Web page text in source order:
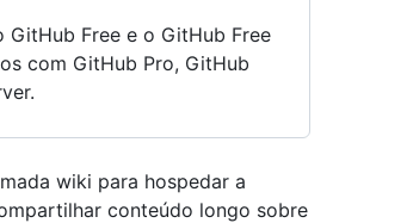
Free e o GitHub Free
com GitHub Pro, GitHub
wiki para hospedar a
conteúdo longo sobre